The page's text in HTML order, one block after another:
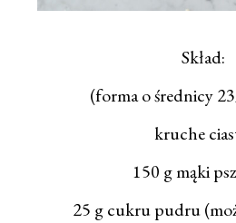
Skład:
(forma o średnicy
kruche
150 g mąki
25 g cukru pudru